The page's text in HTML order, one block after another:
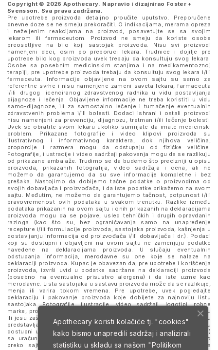
Copyright © 2026 Apothecary. Napravio i dizajnirao Foster +
Svensson. Sva prava zadržana.
Pre upotrebe proizvoda detaljno proučite uputstvo. Preporučene
dnevne doze se ne smeju prekoračiti. O indikacijama, merama opreza
i neželjenim reakcijama na proizvod, posavetujte se sa svojim
lekarom ili farmaceutom. Proizvod ne smeju da koriste osobe
preosetljive na bilo koji sastojak proizvoda. Nisu svi proizvodi
namenjeni deci, osim po preporuci lekara. Trudnice i dojilje pre
upotrebe bilo kog proizvoda uvek trebaju da konsultuju svog lekara.
Osobe sa posebnim medicinskim stanjima i na medikamentoznoj
terapiji, pre upotrebe proizvoda trebaju da konsultuju svog lekara i/ili
farmaceuta. Informacije objavljene na ovom sajtu su samo za
referentne svrhe i nisu namenjene zameni saveta lekara, farmaceuta
i/ili drugog licenciranog zdravstvenog radnika u vidu postavljanja
dijagnoze i lečenja. Objavljene informacije ne treba koristiti u vidu
samo-dijagnoze, ili za samostalno lečenje i tumačenje eventualnih
zdravstvenih problema i/ili bolesti. Dodaci ishrani i ostali proizvodi
nisu namenjeni za prevenciju, dijagnozu, tretman i/ili lečenje bolesti.
Uvek se obratite svom lekaru ukoliko sumnjate da imate medicinski
problem. Prikazane fotografije i video klipovi proizvoda su
ilustrativnog i informativnog karaktera, dok njihova veličina,
proporcije i razmera mogu da odstupaju od fizičke veličine.
Fotografije, ilustracije i video sadržaji pakovanja mogu da se razlikuju
od prikazane ambalaže. Trudimo se da budemo što precizniji u opisu
proizvoda, prikazanih fotografija, video sadržaja i cena, ali ne
možemo da garantujemo da su sve informacije kompletne i bez
grešaka. Nastojimo da dobijemo tačne podatke o proizvodima od
svojih dobavljača i proizvođača, i da iste podatke prikažemo na svom
sajtu. Međutim, ne možemo da garantujemo tačnost, potpunost i/ili
pravovremenost ovih podataka u svakom trenutku. Razlike između
podataka prikazanih na ovom sajtu i onih prikazanih na deklaracijama
proizvoda mogu da se pojave, usled tehničkih i drugih opravdanih
razloga (kao što su, bez ograničavanja samo na unapređenje
recepture i/ili formulacije proizvoda, sastojaka proizvoda, kašnjenja u
dostavljanju informacija od proizvođača i/ili dobavljača i dr.). Podaci
koji su dostupni i objavljeni na ovom sajtu ne zamenjuju podatke
navedene na deklaracijama proizvoda. U slučaju eventualnih
odstupanja informacija, merodavne su one koje se nalaze na
deklaraciji proizvoda. Kupac je obavezan da, pre upotrebe i korišćenja
proizvoda, izvrši uvid u podatke sadržane na deklaraciji proizvoda
(posebno na eventualno prisustvo alergena) i da iste uzme kao
merodavne. Lista sastojaka u sastavu proizvoda može da se razlikuje,
menja ili varira tokom vremena. Pre upotrebe, uvek pogledajte
deklaraciju i pakovanje proizvoda koje dobijete za najnoviju listu
sastojaka. Fotografije, ilustracije, video sadržaji, logotipi, robne
marke, proizvodi i nazivi prikazani i pomenuti na sajtu mogu da budu
ili jesu zaštitni znaci njihovih kompanija. Proizvodi prikazani na sajtu
predstavljaju deo ponude za poručivanje i ne podrazumeva se da su
dostupni u svakom trenutku. Sve cene su izražene u dinarima (RSD)
sa uračunatim PDV-om, dok je poručivanje omogućeno isključivo
preko sajta. Nastavkom i upotrebom ovog sajta slažete se sa
Apothecary koristi kolačiće tj. "cookies"
kako bismo unapredili sadržaj i analizirali
statistiku u skladu sa našom "Politikom